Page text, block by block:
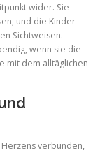
wider. Sie
und die Kinder
Sichtweisen.
wenn sie die
mit dem alltäglichen
verbunden,